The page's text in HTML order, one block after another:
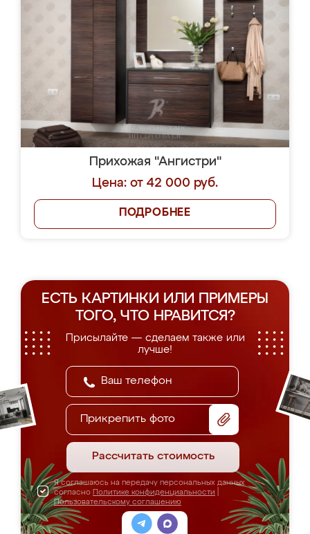
Прихожая "Ангистри"
Цена: от 42 000 руб.
ПОДРОБНЕЕ
ЕСТЬ КАРТИНКИ ИЛИ ПРИМЕРЫ
ТОГО, ЧТО НРАВИТСЯ?
Присылайте — сделаем также или
лучше!
Прикрепить фото
Рассчитать стоимость
Я соглашаюсь на передачу персональных данных
согласно Политике конфиденциальности
Пользовательскому соглашению